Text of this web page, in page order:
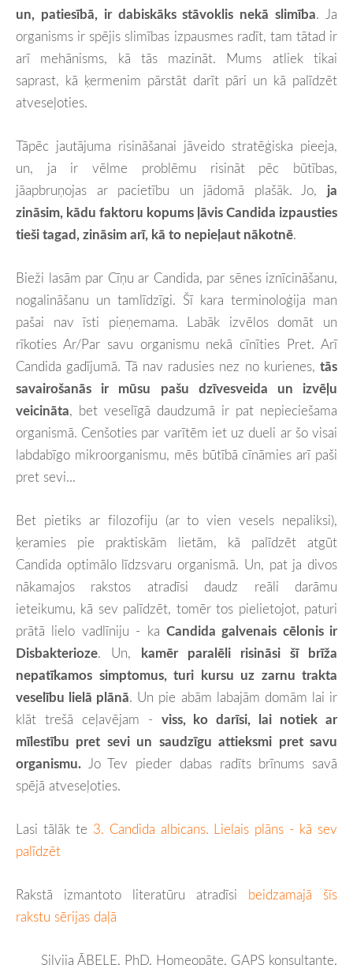
un, patiesībā, ir dabiskāks stāvoklis nekā slimība. Ja
organisms ir spējis slimības izpausmes radīt, tam tātad ir
arī mehānisms, kā tās mazināt. Mums atliek tikai
saprast, kā ķermenim pārstāt darīt pāri un kā palīdzēt
atveseļoties.
Tāpēc jautājuma risināšanai jāveido stratēģiska pieeja,
un, ja ir vēlme problēmu risināt pēc būtības,
jāapbruņojas ar pacietību un jādomā plašāk. Jo, ja
zināsim, kādu faktoru kopums ļāvis Candida izpausties
tieši tagad, zināsim arī, kā to nepieļaut nākotnē.
Bieži lasām par Cīņu ar Candida, par sēnes iznīcināšanu,
nogalināšanu un tamlīdzīgi. Šī kara terminoloģija man
pašai nav īsti pieņemama. Labāk izvēlos domāt un
rīkoties Ar/Par savu organismu nekā cīnīties Pret. Arī
Candida gadījumā. Tā nav radusies nez no kurienes, tās
savairošanās ir mūsu pašu dzīvesveida un izvēļu
veicināta, bet veselīgā daudzumā ir pat nepieciešama
organismā. Cenšoties par varītēm iet uz dueli ar šo visai
labdabīgo mikroorganismu, mēs būtībā cīnāmies arī paši
pret sevi...
Bet pietiks ar filozofiju (ar to vien vesels nepaliksi),
ķeramies pie praktiskām lietām, kā palīdzēt atgūt
Candida optimālo līdzsvaru organismā. Un, pat ja divos
nākamajos rakstos atradīsi daudz reāli darāmu
ieteikumu, kā sev palīdzēt, tomēr tos pielietojot, paturi
prātā lielo vadlīniju - ka Candida galvenais cēlonis ir
Disbakterioze. Un, kamēr paralēli risināsi šī brīža
nepatīkamos simptomus, turi kursu uz zarnu trakta
veselību lielā plānā. Un pie abām labajām domām lai ir
klāt trešā ceļavējam - viss, ko darīsi, lai notiek ar
mīlestību pret sevi un saudzīgu attieksmi pret savu
organismu. Jo Tev pieder dabas radīts brīnums savā
spējā atveseļoties.
Lasi tālāk te 3. Candida albicans. Lielais plāns - kā sev
palīdzēt
Rakstā izmantoto literatūru atradīsi beidzamajā šīs
rakstu sērijas daļā
Silvija ĀBELE, PhD, Homeopāte, GAPS konsultante,